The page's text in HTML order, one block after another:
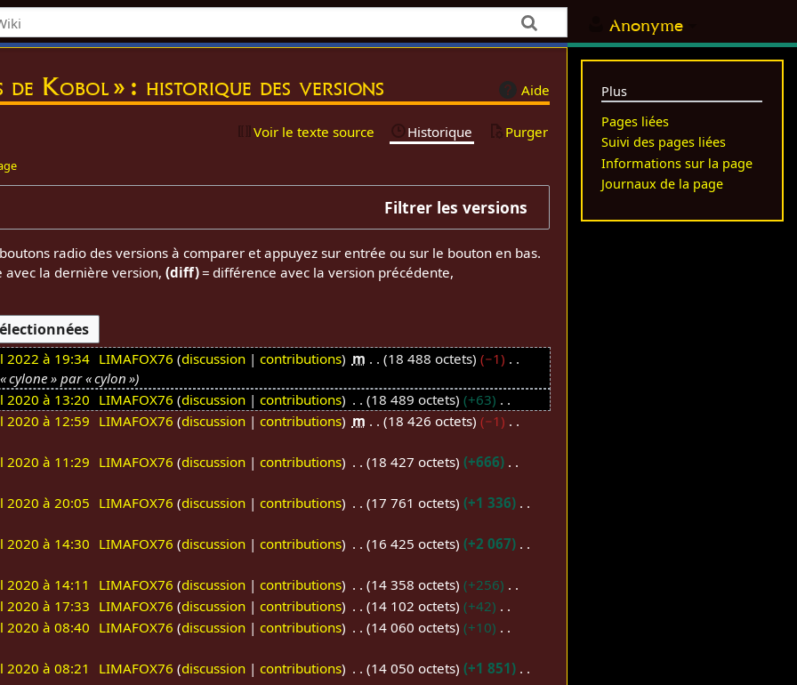
Anonyme
Aide
de Kobol » : historique des versions
Voir le texte source Historique Purger
Filtrer les versions
radio des versions à comparer et appuyez sur entrée ou sur le bouton en bas.
avec la dernière version,(diff)= différence avec la version précédente,
2022 à 19:34 LIMAFOX76 discussion contributions m 18 488 octets
−1
cylone » par « cylon »
2020 à 13:20 LIMAFOX76 discussion contributions 18 489 octets
+63
2020 à 12:59 LIMAFOX76 discussion contributions m 18 426 octets
−1
2020 à 11:29 LIMAFOX76 discussion contributions 18 427 octets
+666
2020 à 20:05 LIMAFOX76 discussion contributions 17 761 octets
+1 336
2020 à 14:30 LIMAFOX76 discussion contributions 16 425 octets
+2 067
2020 à 14:11 LIMAFOX76 discussion contributions 14 358 octets
+256
2020 à 17:33 LIMAFOX76 discussion contributions 14 102 octets
+42
2020 à 08:40 LIMAFOX76 discussion contributions 14 060 octets
+10
2020 à 08:21 LIMAFOX76 discussion contributions 14 050 octets
+1 851
Plus
Pages liées
Suivi des pages liées
Informations sur la page
Journaux de la page